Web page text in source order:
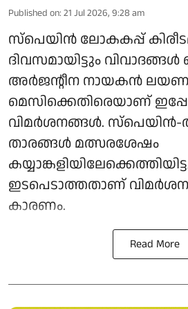
Published on: 21 Jul 2026, 9:28 am
സ്പെയിൻ ലോകകപ്പ്
ദിവസമായിട്ടും വിവാദങ്ങൾ
അർജന്റീന നായകൻ
മെസിക്കെതിരെയാണ്
വിമർശനങ്ങൾ. സ്‌പെയിൻ-
താരങ്ങൾ മത്സരശേഷം
ഇടപെടാത്തതാണ്
കാരണം.
Read More